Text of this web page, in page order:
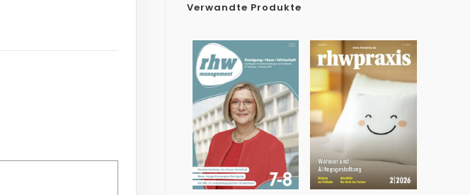
Verwandte Produkte